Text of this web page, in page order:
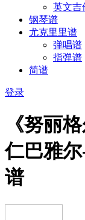
英文吉
钢琴谱
尤克里里谱
弹唱谱
指弹谱
简谱
登录
《努丽
仁巴雅
谱